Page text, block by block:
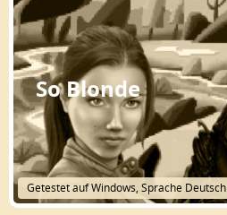
So Blonde
Getestet auf Windows, Sprache Deutsch